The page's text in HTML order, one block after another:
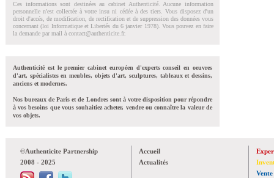
Ces informations sont destinées au cabinet Authenticité. Aucune information
personnelle n'est collectée à votre insu ni cédée à des tiers. Vous disposez d'un
droit d'accés, de modification, de rectification et de suppression des données vous
concernant (loi Informatique et Libertés du 6 janvier 1978). Vous pouvez en faire
la demande par mail à contact@authenticite.fr.
Authenticité est le premier cabinet européen d'experts conseil en oeuvres
d'art, spécialistes en meubles, objets d'art, sculptures, tableaux et dessins,
anciens et modernes.
Nos bureaux de Paris et de Londres sont à votre disposition pour répondre
à vos besoins que vous souhaitiez acheter, vendre ou connaître la valeur de
vos objets.
©Authenticite Partnership
2008 - 2025
Accueil
Actualités
Vente